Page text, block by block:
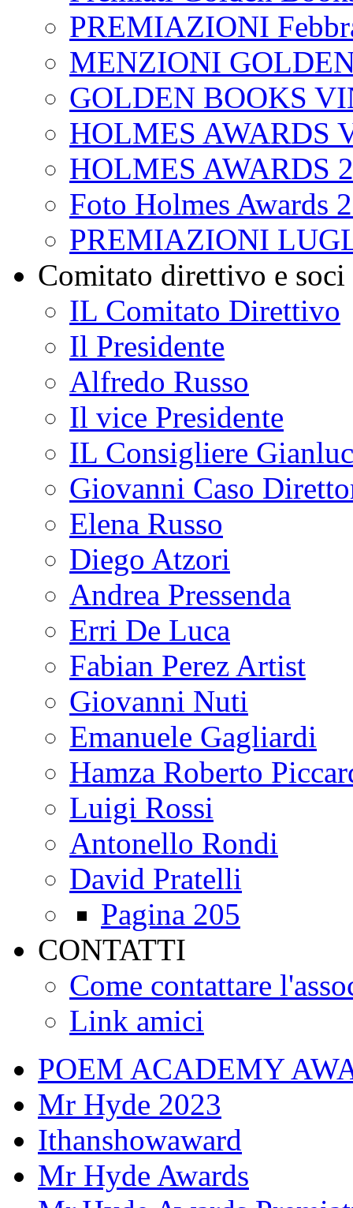
PREMIAZIONI
MENZIONI
GOLDEN BOOKS
HOLMES AWARDS
HOLMES AWARDS
Foto Holmes Awards
PREMIAZIONI
Comitato direttivo e
IL Comitato Direttivo
Il Presidente
Alfredo Russo
Il vice Presidente
IL Consigliere
Giovanni Caso
Elena Russo
Diego Atzori
Andrea Pressenda
Erri De Luca
Fabian Perez Artist
Giovanni Nuti
Emanuele Gagliardi
Hamza Roberto
Luigi Rossi
Antonello Rondi
David Pratelli
Pagina 205
CONTATTI
Come contattare
Link amici
POEM ACADEMY
Mr Hyde 2023
Ithanshowaward
Mr Hyde Awards